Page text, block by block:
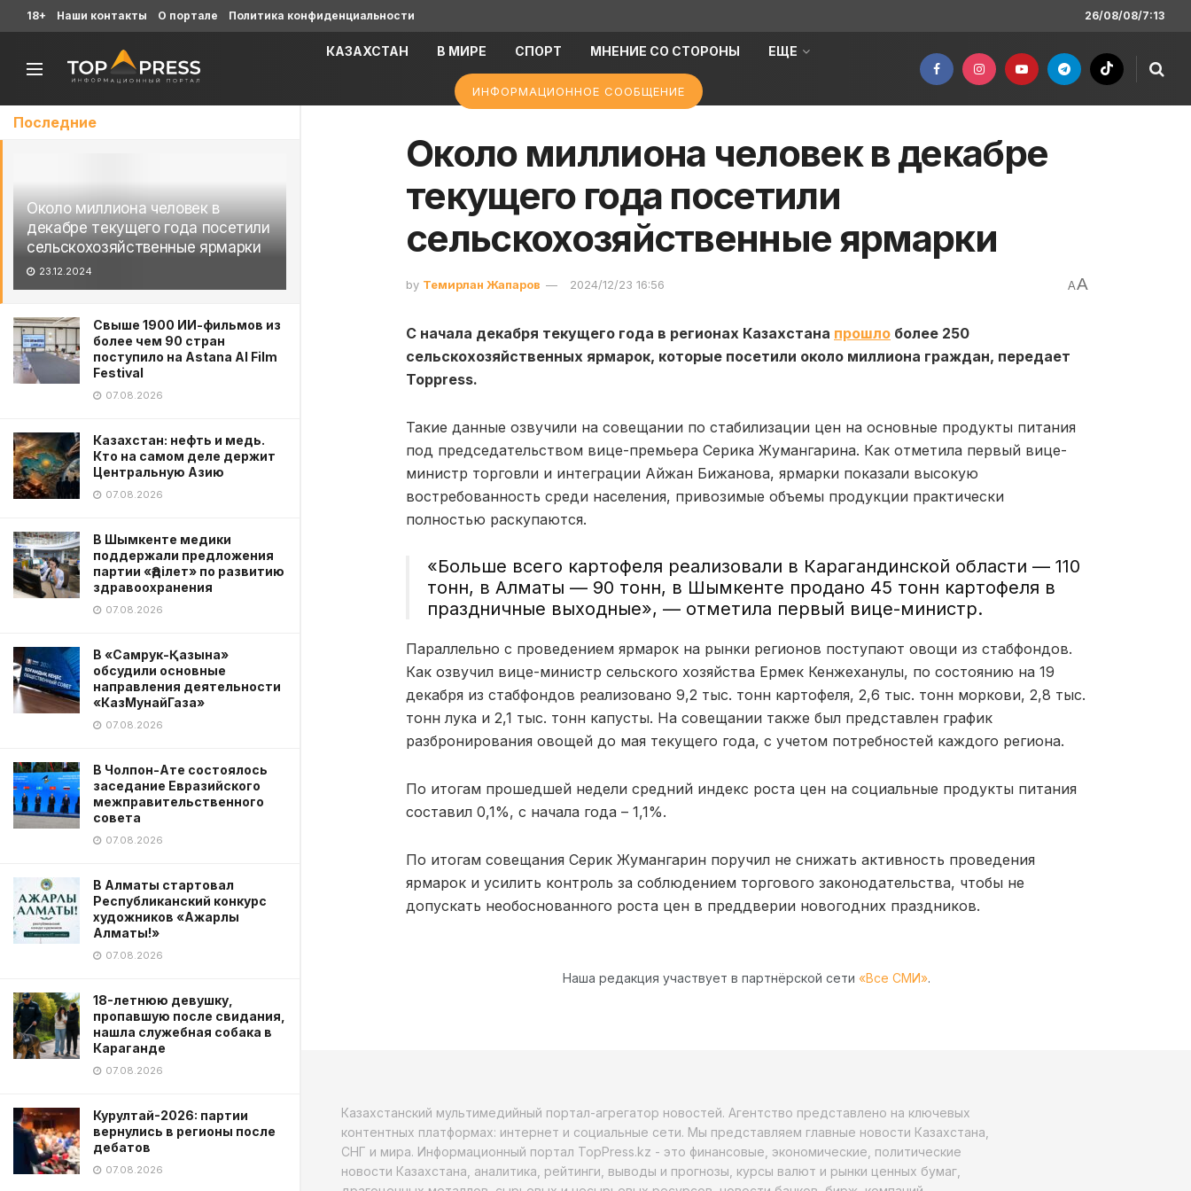
Последние
Около миллиона человек в
декабре текущего года посетили
сельскохозяйственные ярмарки
23.12.2024
Свыше 1900 ИИ-фильмов из
более чем 90 стран
поступило на Astana AI Film
Festival
07.08.2026
Казахстан: нефть и медь.
Кто на самом деле держит
Центральную Азию
07.08.2026
В Шымкенте медики
поддержали предложения
партии «Әділет» по развитию
здравоохранения
07.08.2026
В «Самрук-Қазына»
обсудили основные
направления деятельности
«КазМунайГаза»
07.08.2026
В Чолпон-Ате состоялось
заседание Евразийского
межправительственного
совета
07.08.2026
В Алматы стартовал
Республиканский конкурс
художников «Ажарлы
Алматы!»
07.08.2026
18-летнюю девушку,
пропавшую после свидания,
нашла служебная собака в
Караганде
07.08.2026
Курултай-2026: партии
вернулись в регионы после
дебатов
07.08.2026
18+ Наши контакты О портале Политика конфиденциальности 26/08/08/7:13
КАЗАХСТАН В МИРЕ СПОРТ МНЕНИЕ СО СТОРОНЫ ЕЩЕ
ИНФОРМАЦИОННОЕ СООБЩЕНИЕ
Около миллиона человек в декабре
текущего года посетили
сельскохозяйственные ярмарки
by Темирлан Жапаров 2024/12/23 16:56 AA
С начала декабря текущего года в регионах Казахстана прошло более 250
сельскохозяйственных ярмарок, которые посетили около миллиона граждан, передает
Toppress.
Такие данные озвучили на совещании по стабилизации цен на основные продукты питания
под председательством вице-премьера Серика Жумангарина. Как отметила первый вице-
министр торговли и интеграции Айжан Бижанова, ярмарки показали высокую
востребованность среди населения, привозимые объемы продукции практически
полностью раскупаются.
«Больше всего картофеля реализовали в Карагандинской области — 110
тонн, в Алматы — 90 тонн, в Шымкенте продано 45 тонн картофеля в
праздничные выходные», — отметила первый вице-министр.
Параллельно с проведением ярмарок на рынки регионов поступают овощи из стабфондов.
Как озвучил вице-министр сельского хозяйства Ермек Кенжеханулы, по состоянию на 19
декабря из стабфондов реализовано 9,2 тыс. тонн картофеля, 2,6 тыс. тонн моркови, 2,8 тыс.
тонн лука и 2,1 тыс. тонн капусты. На совещании также был представлен график
разбронирования овощей до мая текущего года, с учетом потребностей каждого региона.
По итогам прошедшей недели средний индекс роста цен на социальные продукты питания
составил 0,1%, с начала года – 1,1%.
По итогам совещания Серик Жумангарин поручил не снижать активность проведения
ярмарок и усилить контроль за соблюдением торгового законодательства, чтобы не
допускать необоснованного роста цен в преддверии новогодних праздников.
Наша редакция участвует в партнёрской сети «Все СМИ».
Казахстанский мультимедийный портал-агрегатор новостей. Агентство представлено на ключевых
контентных платформах: интернет и социальные сети. Мы представляем главные новости Казахстана,
СНГ и мира. Информационный портал TopPress.kz - это финансовые, экономические, политические
новости Казахстана, аналитика, рейтинги, выводы и прогнозы, курсы валют и рынки ценных бумаг,